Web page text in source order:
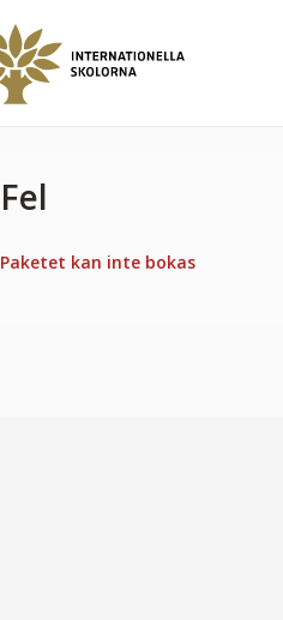
Fel
Paketet kan inte bokas